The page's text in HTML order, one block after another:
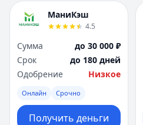
МаниКэш
4.5
Сумма
до 30 000 ₽
Срок
до 180 дней
Одобрение
Низкое
Онлайн Срочно
Получить деньги